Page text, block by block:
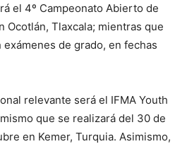
el 4º Campeonato Abierto de
Ocotlán, Tlaxcala; mientras que
de grado, en fechas
relevante será el IFMA Youth
que se realizará del 30 de
en Kemer, Turquia. Asimismo,